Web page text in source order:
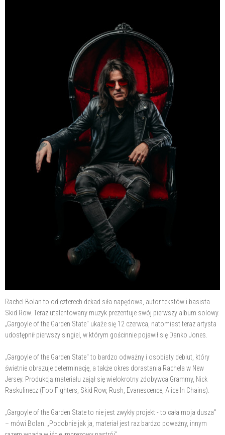
Rachel Bolan to od czterech dekad siła napędowa, autor tekstów i basista
Skid Row. Teraz utalentowany muzyk prezentuje swój pierwszy album solowy.
„Gargoyle of the Garden State" ukaże się 12 czerwca, natomiast teraz artysta
udostępnił pierwszy singiel, w którym gościnnie pojawił się Danko Jones.
„Gargoyle of the Garden State" to bardzo odważny i osobisty debiut, który
świetnie obrazuje determinację, a także okres dorastania Rachela w New
Jersey. Produkcją materiału zajął się wielokrotny zdobywca Grammy, Nick
Raskulinecz (Foo Fighters, Skid Row, Rush, Evanescence, Alice In Chains).
„Gargoyle of the Garden State to nie jest zwykły projekt - to cała moja dusza"
– mówi Bolan. „Podobnie jak ja, materiał jest raz bardzo poważny, innym